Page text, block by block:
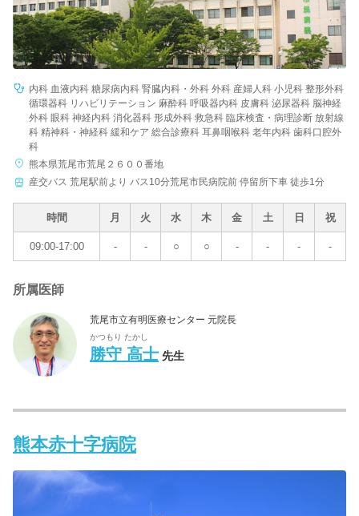
内科 血液内科 糖尿病内科 腎臓内科・外科 外科 産婦人科 小児科 整形外科
循環器科 リハビリテーション 麻酔科 呼吸器内科 皮膚科 泌尿器科 脳神経
外科 眼科 神経内科 消化器科 形成外科 救急科 臨床検査・病理診断 放射線
科 精神科・神経科 緩和ケア 総合診療科 耳鼻咽喉科 老年内科 歯科口腔外
科
熊本県荒尾市荒尾２６００番地
産交バス 荒尾駅前より バス10分荒尾市民病院前 停留所下車 徒歩1分
時間 月 火 水 木 金 土 日 祝
09:00-17:00 - - ○ ○ - - - -
所属医師
荒尾市立有明医療センター 元院長
かつもり たかし
勝守 高士 先生
熊本赤十字病院